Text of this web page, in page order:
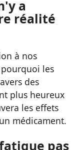
a
réalité
à nos
pourquoi les
des
plus heureux
les effets
médicament.
pas